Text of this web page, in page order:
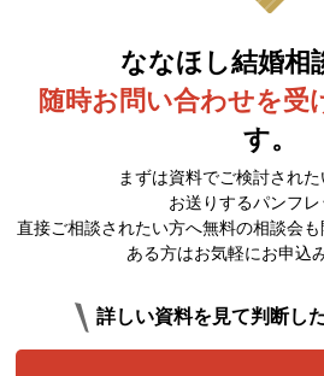
ななほし結婚相
随時お問い合わせを受
す。
まずは資料でご検討され
お送りするパンフレ
直接ご相談されたい方へ無料の相談会
ある方はお気軽にお申込
詳しい資料を見て判断し